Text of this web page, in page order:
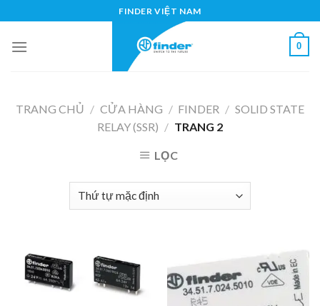
to
content
FINDER VIỆT NAM
0
TRANG CHỦ / CỬA HÀNG / FINDER / SOLID STATE
RELAY (SSR) / TRANG 2
LỌC